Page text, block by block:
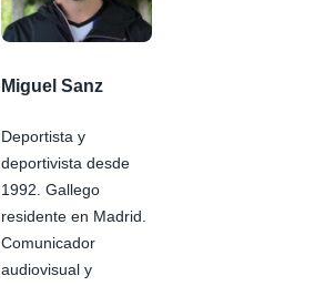
Miguel Sanz
Deportista y
deportivista desde
1992. Gallego
residente en Madrid.
Comunicador
audiovisual y